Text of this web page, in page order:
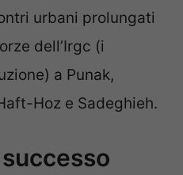
urbani prolungati
dell’Irgc (i
a Punak,
Hoz e Sadeghieh.